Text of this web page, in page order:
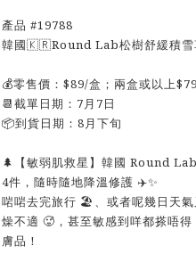
產品 #19788
韓國🇰🇷Round Lab松樹舒緩積雪
💰零售價：$89/盒；兩盒或以上
📆截單日期：7月7日
📦到貨日期：8月下旬
🌲【敏弱肌救星】韓國 Round
4件，隨時隨地降溫修護 ✈️✨
啱啱去完旅行 🏖️、或者呢幾日天
燥不適 🥵，甚至敏感到咩都搽唔
膚品！